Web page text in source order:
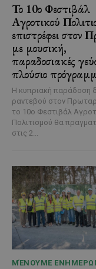
Το 10ο Φεστιβάλ
Αγροτικού
επιστρέφει στον
με μουσική,
παραδοσιακές
πλούσιο
Η κυπριακή παράδοση
ραντεβού στον
το 10ο Φεστιβάλ
Πολιτισμού θα
στις 2...
ΜΈΝΟΥΜΕ